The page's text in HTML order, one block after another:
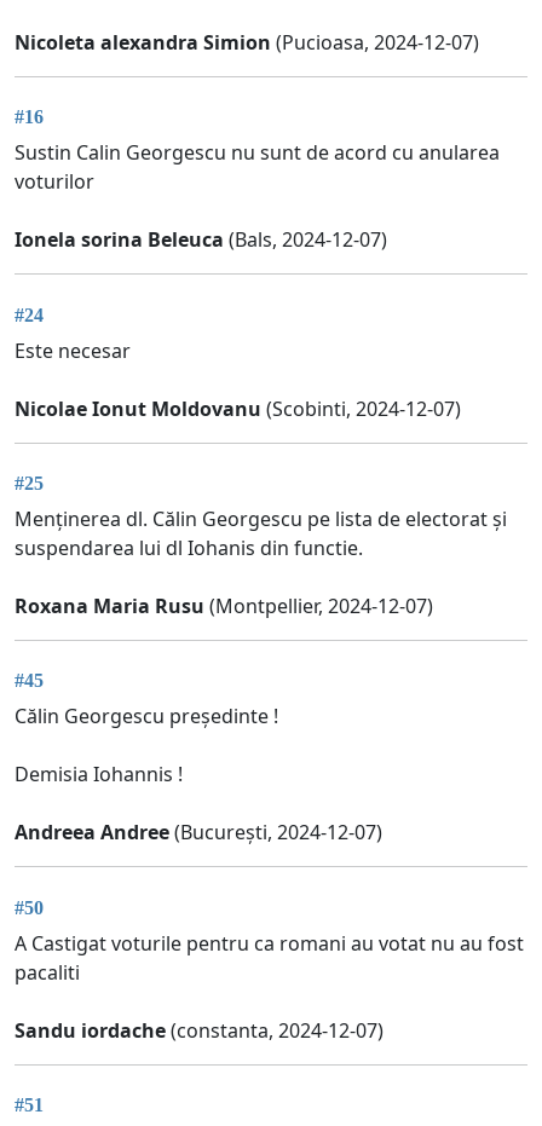
Nicoleta alexandra Simion (Pucioasa, 2024-12-07)
#16
Sustin Calin Georgescu nu sunt de acord cu anularea
voturilor
Ionela sorina Beleuca (Bals, 2024-12-07)
#24
Este necesar
Nicolae Ionut Moldovanu (Scobinti, 2024-12-07)
#25
Menținerea dl. Călin Georgescu pe lista de electorat și
suspendarea lui dl Iohanis din functie.
Roxana Maria Rusu (Montpellier, 2024-12-07)
#45
Călin Georgescu președinte !
Demisia Iohannis !
Andreea Andree(București, 2024-12-07)
#50
A Castigat voturile pentru ca romani au votat nu au fost
pacaliti
Sandu iordache(constanta, 2024-12-07)
#51